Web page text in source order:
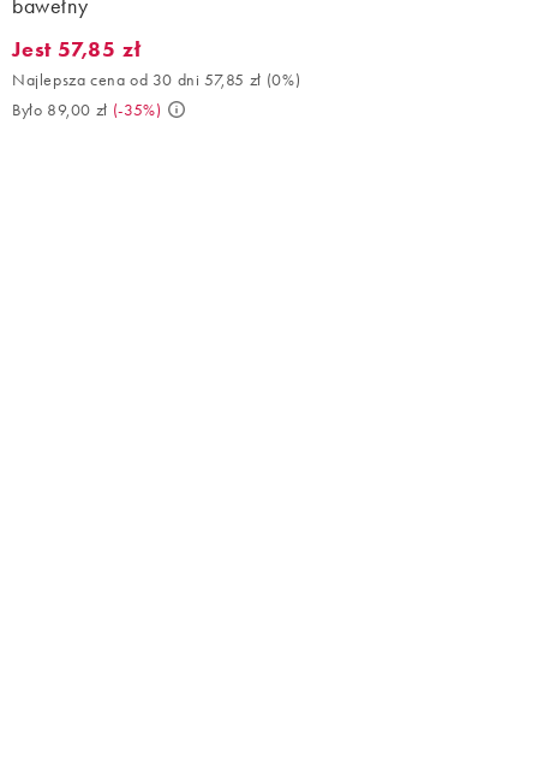
bawełny
Jest 57,85 zł. Najlepsza cena od 30 dni 57,85 zł (0%). Było
Jest 57,85 zł
Najlepsza cena od 30 dni 57,85 zł (0%)
Było 89,00 zł (-35%)